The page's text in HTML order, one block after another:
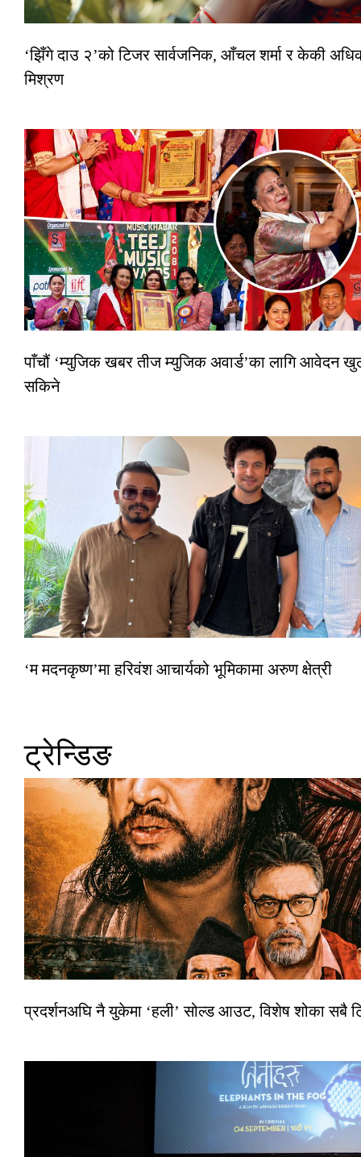
‘झिँगे दाउ २’को टिजर सार्वजनिक, आँचल शर्मा र केकी
मिश्रण
पाँचौं ‘म्युजिक खबर तीज म्युजिक अवार्ड’का लागि आवेदन
सकिने
‘म मदनकृष्ण’मा हरिवंश आचार्यको भूमिकामा अरुण क्षेत्री
ट्रेन्डिङ
प्रदर्शनअघि नै युकेमा ‘हली’ सोल्ड आउट, विशेष शोका सबै